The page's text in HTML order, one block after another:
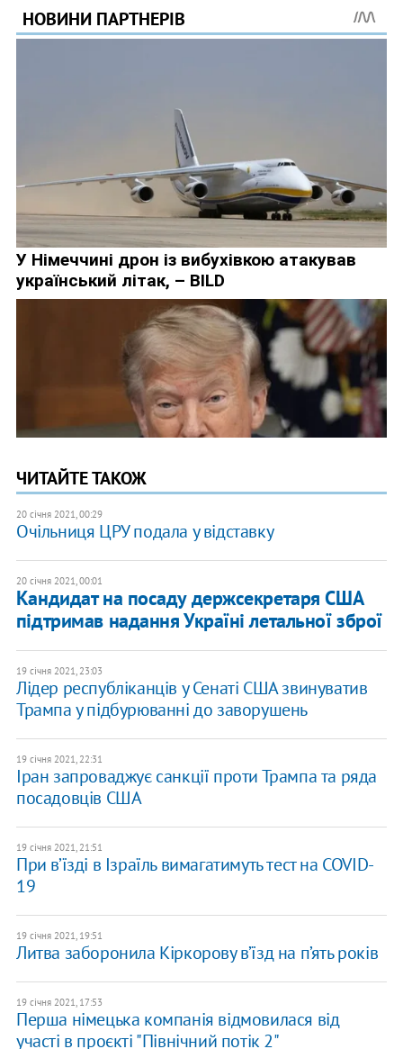
ЧИТАЙТЕ ТАКОЖ
20 січня 2021, 00:29
Очільниця ЦРУ подала у відставку
20 січня 2021, 00:01
Кандидат на посаду держсекретаря США
підтримав надання Україні летальної зброї
19 січня 2021, 23:03
Лідер республіканців у Сенаті США звинуватив
Трампа у підбурюванні до заворушень
19 січня 2021, 22:31
Іран запроваджує санкції проти Трампа та ряда
посадовців США
19 січня 2021, 21:51
При в’їзді в Ізраїль вимагатимуть тест на COVID-
19
19 січня 2021, 19:51
Литва заборонила Кіркорову в’їзд на п’ять років
19 січня 2021, 17:53
Перша німецька компанія відмовилася від
участі в проєкті "Північний потік 2"